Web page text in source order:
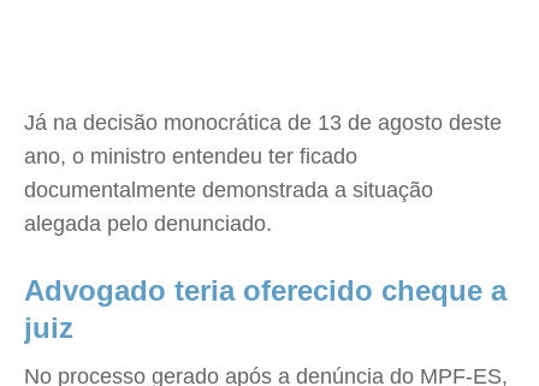
Já na decisão monocrática de 13 de agosto deste
ano, o ministro entendeu ter ficado
documentalmente demonstrada a situação
alegada pelo denunciado.
Advogado teria oferecido cheque a
juiz
No processo gerado após a denúncia do MPF-ES,